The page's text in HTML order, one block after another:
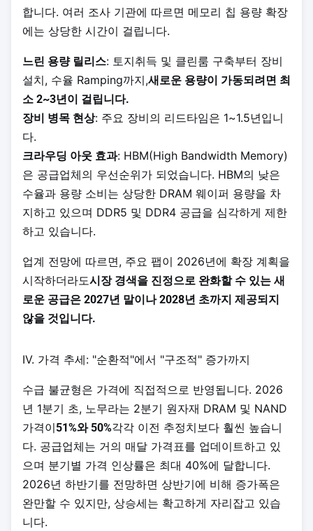
합니다. 여러 조사 기관에 따르면 메모리 칩 용량 확장
에는 상당한 시간이 걸립니다.
느린 용량 릴리스: 토지취득 및 클린룸 구축부터 장비
설치, 수율 Ramping까지,새로운 용량이 가동되려면 최
소 2~3년이 걸립니다.
장비 병목 현상: 주요 장비의 리드타임은 1~1.5년입니
다.
크라우딩 아웃 효과: HBM(High Bandwidth Memory)
은 공급업체의 우선순위가 되었습니다. HBM의 낮은
수율과 용량 소비는 상당한 DRAM 웨이퍼 용량을 차
지하고 있으며 DDR5 및 DDR4 공급을 심각하게 제한
하고 있습니다.
업계 전망에 따르면, 주요 팹이 2026년에 확장 계획을
시작하더라도시장 경색을 진정으로 완화할 수 있는 새
로운 공급은 2027년 말이나 2028년 초까지 제공되지
않을 것입니다.
IV. 가격 추세: "순환적"에서 "구조적" 증가까지
수급 불균형은 가격에 직접적으로 반영됩니다. 2026
년 1분기 초, 노무라는 2분기 원자재 DRAM 및 NAND
가격이51%와 50%각각 이전 추정치보다 훨씬 높습니
다. 공급업체는 거의 매달 가격표를 업데이트하고 있
으며 분기별 가격 인상률은 최대 40%에 달합니다.
2026년 하반기를 전망하면 상반기에 비해 증가폭은
완만할 수 있지만, 상승세는 확고하게 자리잡고 있습
니다.